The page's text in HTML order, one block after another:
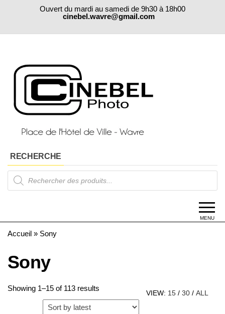
Ouvert du mardi au samedi de 9h30 à 18h00
cinebel.wavre@gmail.com
RECHERCHE
Products
search
MENU
Accueil » Sony
Sony
VIEW: 15 / 30 / ALL
Showing 1–15 of 113 results
latest